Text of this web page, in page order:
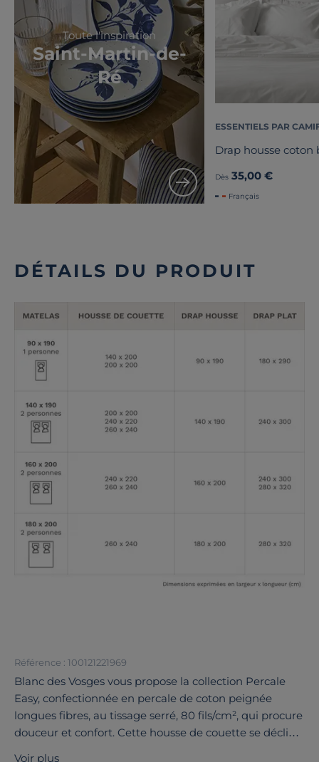
Toute l'inspiration
Saint-Martin-de-
Ré
ESSENTIELS PAR
Drap housse coton
Dès 35,00 €
Français
DÉTAILS DU PRODUIT
Référence : 100121221969
Blanc des Vosges vous propose la collection Percale
Easy, confectionnée en percale de coton peignée
longues fibres, au tissage serré, 80 fils/cm², qui procure
douceur et confort. Cette housse de couette se décline
Voir plus